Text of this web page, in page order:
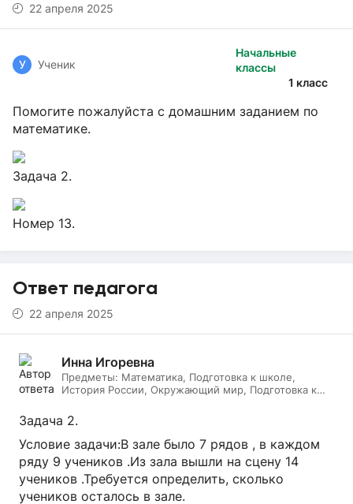
22 апреля 2025
Начальные
классы
1 класс
У Ученик
Помогите пожалуйста с домашним заданием по
математике.
Задача 2.
Номер 13.
Ответ педагога
22 апреля 2025
Инна Игоревна
Предметы: Математика, Подготовка к школе,
История России, Окружающий мир, Подготовка к
Всеобщая история, Литература, ИЗО, МХК,
Литературное чтение, Подготовка к ОГЭ, Русский
язык
Задача 2.
Условие задачи:В зале было 7 рядов , в каждом
ряду 9 учеников .Из зала вышли на сцену 14
учеников .Требуется определить, сколько
учеников осталось в зале.